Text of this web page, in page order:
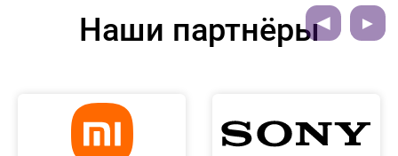
Наши партнёры